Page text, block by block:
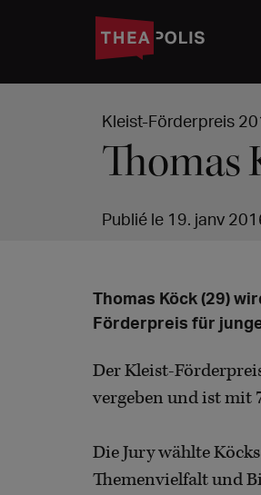
Kleist-Förderpreis
Thomas
Publié le 19. janv
Thomas Köck (29)
Förderpreis für
Der Kleist-
vergeben und ist mit
Die Jury wählte
Themenvielfalt und